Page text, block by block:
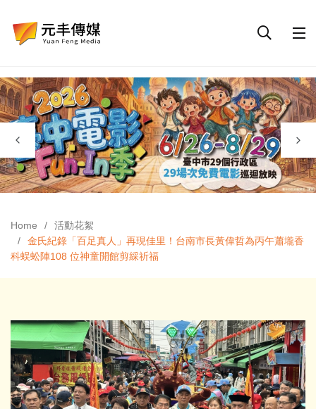
Home
活動花絮
金氏紀錄「百足真人」再現佳里！台南市長黃偉哲為丙午蕭壠香
科蜈蚣陣108 位神童開館剪綵祈福